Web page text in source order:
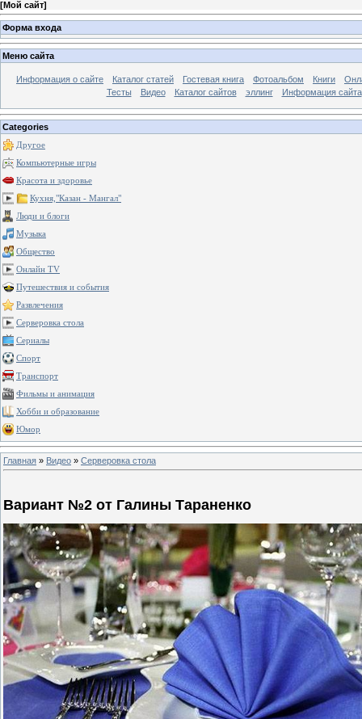
[Мой сайт]
Форма входа
Меню сайта
Информация о сайте Каталог статей Гостевая книга Фотоальбом Книги
Тесты
Видео Каталог сайтов эллинг Информация сайта
Categories
Другое
Компьютерные игры
Красота и здоровье
Кухня,"Казан - Мангал"
Люди и блоги
Музыка
Общество
Онлайн TV
Путешествия и события
Развлечения
Серверовка стола
Сериалы
Спорт
Транспорт
Фильмы и анимация
Хобби и образование
Юмор
Главная » Видео » Серверовка стола
Вариант №2 от Галины Тараненко